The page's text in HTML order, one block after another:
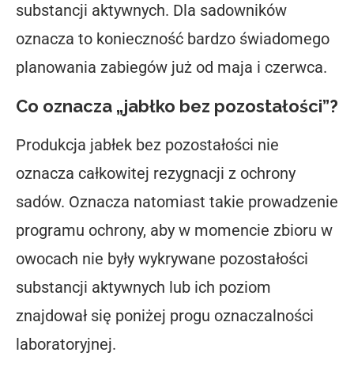
substancji aktywnych. Dla sadowników
oznacza to konieczność bardzo świadomego
planowania zabiegów już od maja i czerwca.
Co oznacza „jabłko bez pozostałości”?
Produkcja jabłek bez pozostałości nie
oznacza całkowitej rezygnacji z ochrony
sadów. Oznacza natomiast takie prowadzenie
programu ochrony, aby w momencie zbioru w
owocach nie były wykrywane pozostałości
substancji aktywnych lub ich poziom
znajdował się poniżej progu oznaczalności
laboratoryjnej.